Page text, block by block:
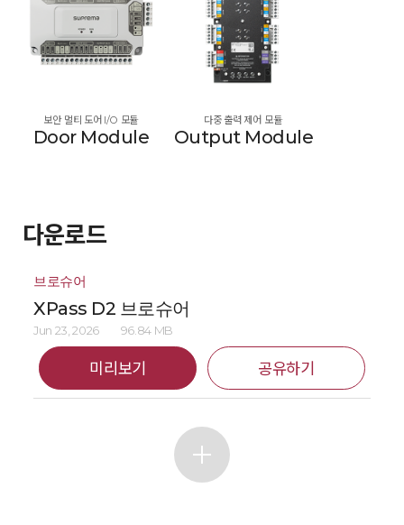
보안 멀티 도어 I/O 모듈
Door Module
다중 출력 제어 모듈
Output Module
다운로드
브로슈어
XPass D2 브로슈어
Jun 23, 2026 96.84 MB
미리보기 공유하기